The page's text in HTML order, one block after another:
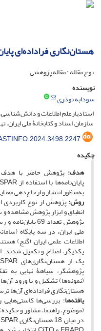
هستان‌نگاری فراداده‌ای
نوع مقاله : مقاله پژوهشی
نویسنده
سودابه نوذری
استادیارعلم اطلاعات و
سازمان اسناد و کتابخانۀ ملی ایران،
چکیده
هدف: پژوهش حاضر با هدف
به‌منظور انتشار و ارجاع‌دهی
روش‌:پژوهش از نوع
انطباق و ابزار پژوهش مشاهده
پژوهش تعداد 69
ملی ایران، در سه پایگاه
اطلاعات علمی ایران (گنج)
یکدیگر، اصلاح و تکمیل
پژوهشگر، سیاهۀ نهایی به
هستان‌نگاری فراداده‌ای آن‌ها
یافته‌ها: بررسی‌ها کاستی‌هایی
(موضوع، راهنما، مشاور و